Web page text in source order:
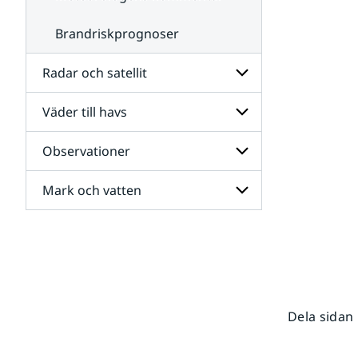
Brandriskprognoser
Radar och satellit
Undersidor
för
Radar
och
satellit
Väder till havs
Undersidor
för
Väder
till
havs
Observationer
Undersidor
för
Mark och vatten
Dela sidan